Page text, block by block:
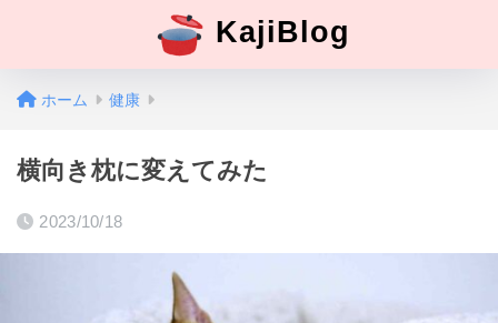
KajiBlog
ホーム 健康
横向き枕に変えてみた
2023/10/18